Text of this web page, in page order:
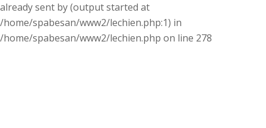
already sent by (output started at
/home/spabesan/www2/lechien.php:1) in
/home/spabesan/www2/lechien.php on line 278